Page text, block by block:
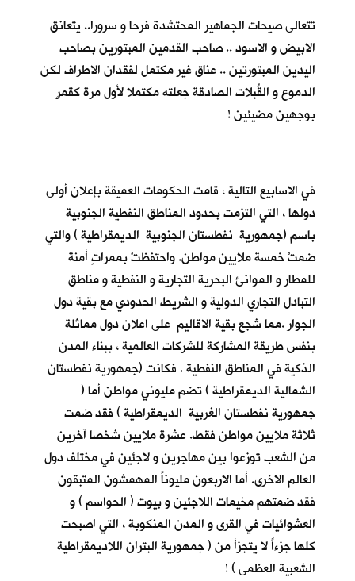
تتعالى صيحات الجماهير المحتشدة فرحا و سرورا.. يتعانق
الابيض و الاسود .. صاحب القدمين المبتورين بصاحب
اليدين المبتورتين .. عناق غير مكتمل لفقدان الاطراف لكن
الدموع و القُبلات الصادقة جعلته مكتملا لأول مرة كقمرٍ
بوجهين مضيئين !
في الاسابيع التالية ، قامت الحكومات العميقة بإعلان أولى
دولها ، التي التزمت بحدود المناطق النفطية الجنوبية
باسم (جمهورية نفطستان الجنوبية الديمقراطية ) والتي
ضمتْ خمسة ملايين مواطن. واحتفظتْ بممراتٍ أمنة
للمطار و الموانئ البحرية التجارية و النفطية و مناطق
التبادل التجاري الدولية و الشريط الحدودي مع بقية دول
الجوار .مما شجع بقية الاقاليم على اعلان دول مماثلة
بنفس طريقة المشاركة للشركات العالمية ، ببناء المدن
الذكية في المناطق النفطية . فكانت (جمهورية نفطستان
الشمالية الديمقراطية ) تضم مليوني مواطن أما (
جمهورية نفطستان الغربية الديمقراطية ) فقد ضمت
ثلاثة ملايين مواطن فقط. عشرة ملايين شخصا آخرين
من الشعب توزعوا بين مهاجرين و لاجئين في مختلف دول
العالم الاخرى. أما الاربعون مليوناً المهمشون المتبقون
فقد ضمتهم مخيمات اللاجئين و بيوت ( الحواسم ) و
العشوائيات في القرى و المدن المنكوبة ، التي اصبحت
كلها جزءاً لا يتجزأ من ( جمهورية البتران اللاديمقراطية
الشعبية العظمى ) !